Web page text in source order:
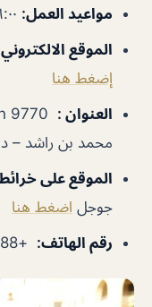
مواعيد العمل:
الموقع الالكتروني
إضغط هنا
العنوان :
محمد بن راشد –
الموقع على
جوجل اضغط هنا
رقم الهاتف:
+97144287888